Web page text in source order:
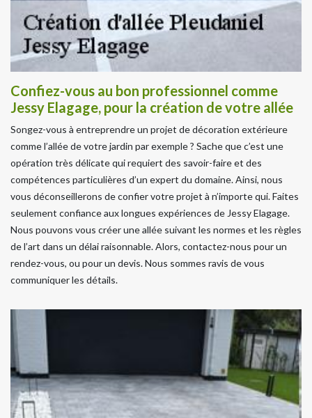
Confiez-vous au bon professionnel comme
Jessy Elagage, pour la création de votre allée
Songez-vous à entreprendre un projet de décoration extérieure
comme l’allée de votre jardin par exemple ? Sache que c’est une
opération très délicate qui requiert des savoir-faire et des
compétences particulières d’un expert du domaine. Ainsi, nous
vous déconseillerons de confier votre projet à n’importe qui. Faites
seulement confiance aux longues expériences de Jessy Elagage.
Nous pouvons vous créer une allée suivant les normes et les règles
de l’art dans un délai raisonnable. Alors, contactez-nous pour un
rendez-vous, ou pour un devis. Nous sommes ravis de vous
communiquer les détails.